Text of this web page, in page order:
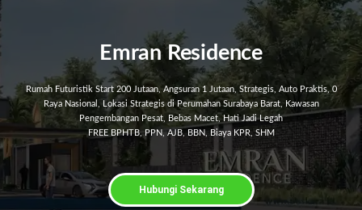
Emran Residence
Rumah Futuristik Start 200 Jutaan, Angsuran 1 Jutaan, Strategis, Auto Praktis, 0
Raya Nasional, Lokasi Strategis di Perumahan Surabaya Barat, Kawasan
Pengembangan Pesat, Bebas Macet, Hati Jadi Legah
FREE BPHTB, PPN, AJB, BBN, Biaya KPR, SHM
Hubungi Sekarang